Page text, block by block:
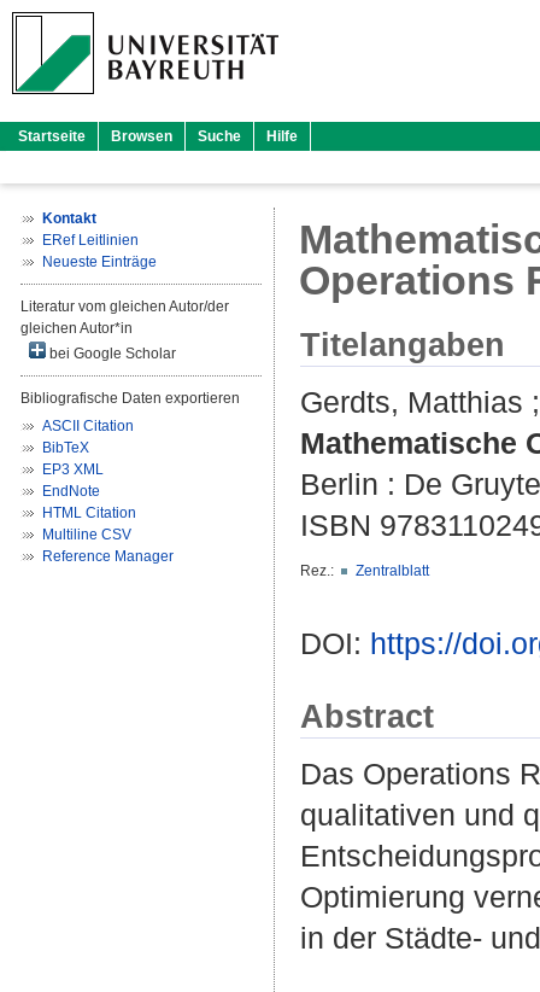
Startseite Browsen Suche Hilfe
Kontakt
ERef Leitlinien
Neueste Einträge
Literatur vom gleichen Autor/der
gleichen Autor*in
bei Google Scholar
Bibliografische Daten exportieren
ASCII Citation
BibTeX
EP3 XML
EndNote
HTML Citation
Multiline CSV
Reference Manager
Operations
Titelangaben
Gerdts, Matthias
Mathematische
Berlin : De
ISBN
Rez.: Zentralblatt
DOI: https://
Abstract
Das Operations
qualitativen und
Optimierung
in der Städte-